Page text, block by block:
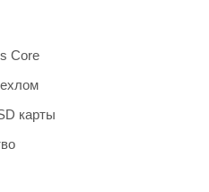
Core
карты